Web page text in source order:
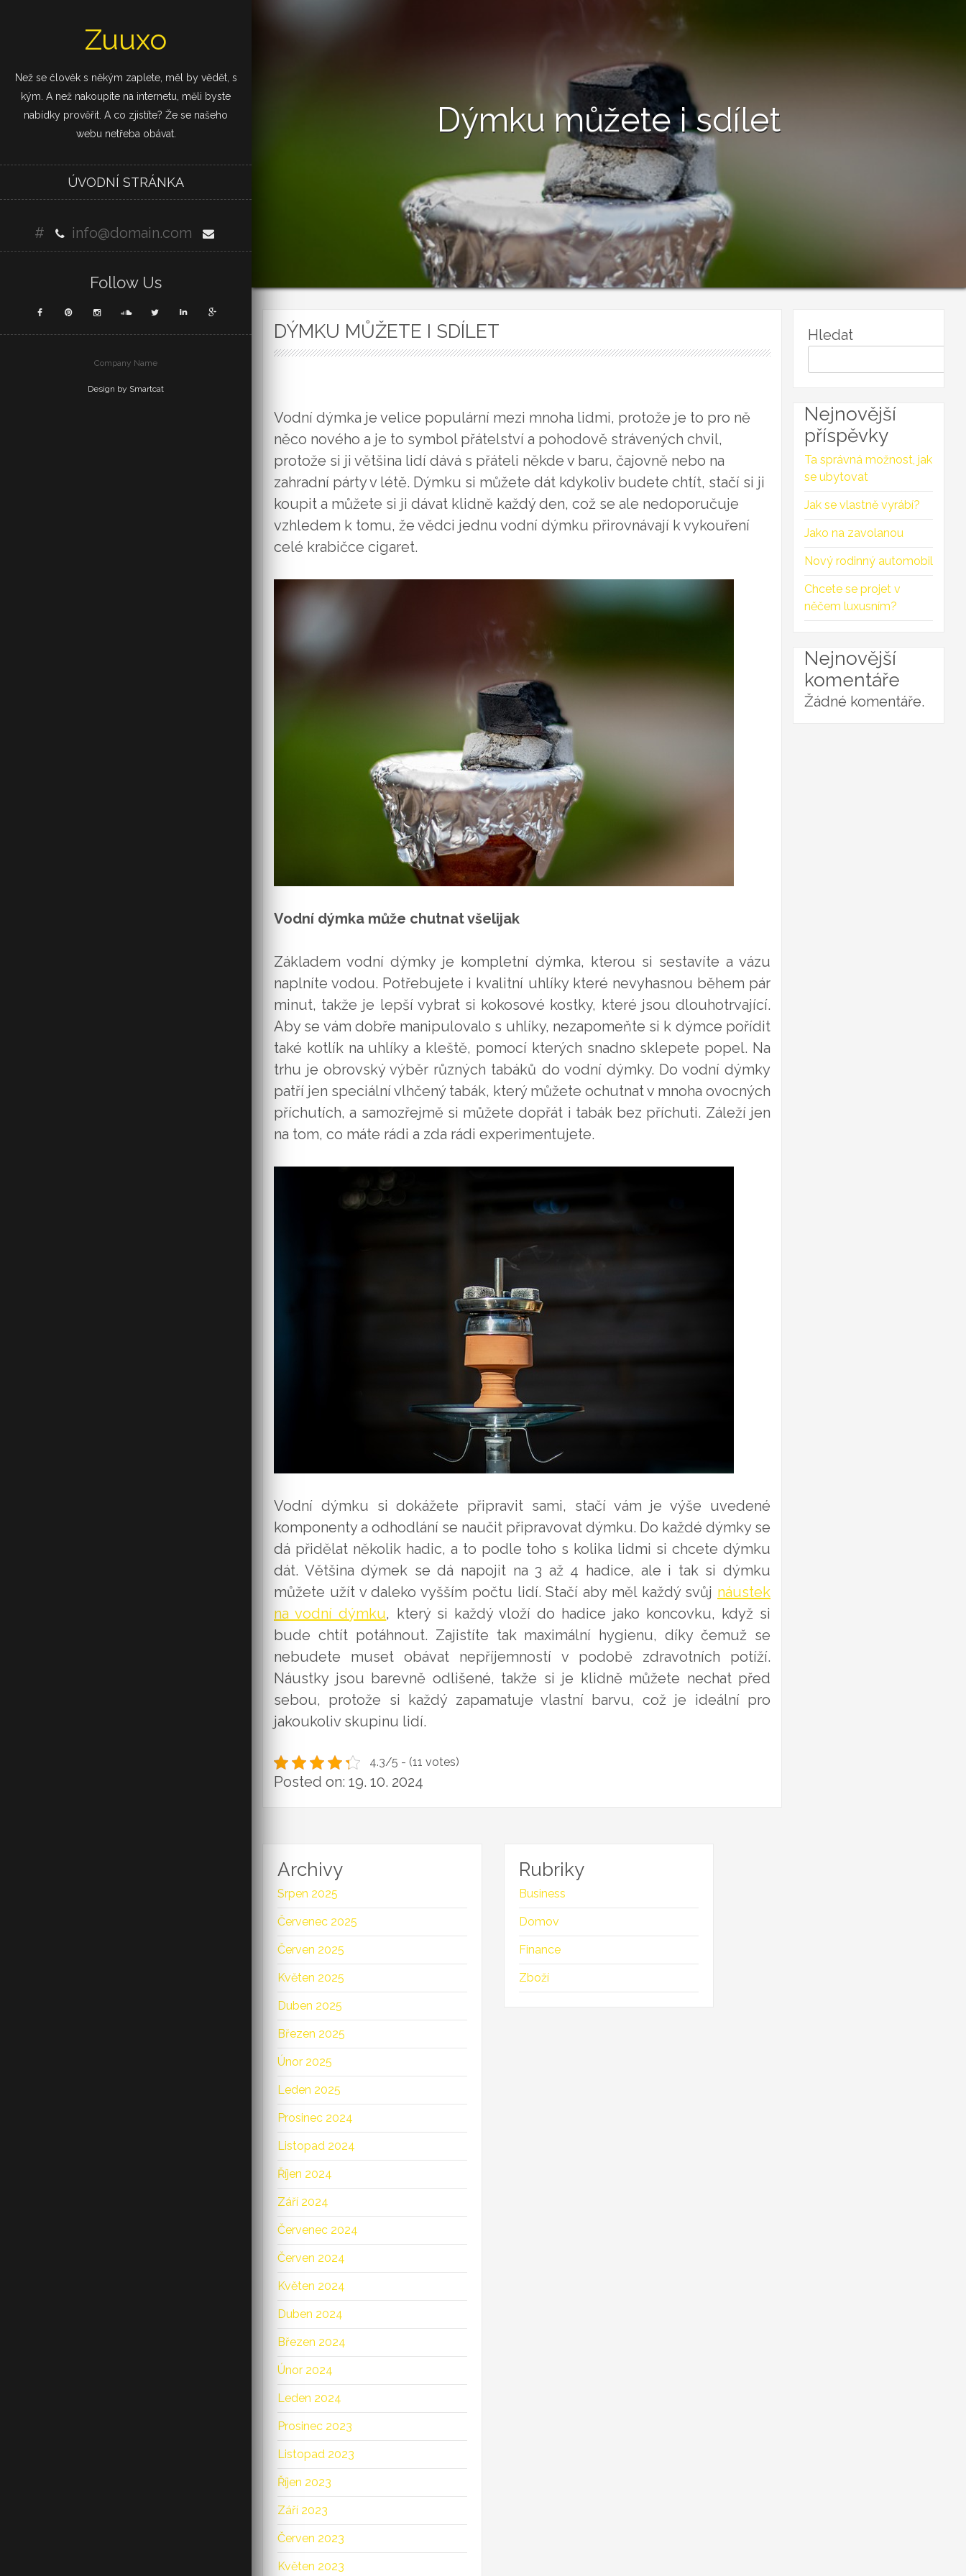
Zuuxo
Než se člověk s někým zaplete, měl by vědět, s
kým. A než nakoupíte na internetu, měli byste
nabídky prověřit. A co zjistíte? Že se našeho
webu netřeba obávat.
ÚVODNÍ STRÁNKA
# info@domain.com
Follow Us
Company Name
Design by Smartcat
Dýmku můžete i sdílet
DÝMKU MŮŽETE I SDÍLET
Vodní dýmka je velice populární mezi mnoha lidmi, protože je to pro ně
něco nového a je to symbol přátelství a pohodově strávených chvil,
protože si ji většina lidí dává s přáteli někde v baru, čajovně nebo na
zahradní párty v létě. Dýmku si můžete dát kdykoliv budete chtít, stačí si ji
koupit a můžete si ji dávat klidně každý den, což se ale nedoporučuje
vzhledem k tomu, že vědci jednu vodní dýmku přirovnávají k vykouření
celé krabičce cigaret.
Vodní dýmka může chutnat všelijak
Základem vodní dýmky je kompletní dýmka, kterou si sestavíte a vázu
naplníte vodou. Potřebujete i kvalitní uhlíky které nevyhasnou během pár
minut, takže je lepší vybrat si kokosové kostky, které jsou dlouhotrvající.
Aby se vám dobře manipulovalo s uhlíky, nezapomeňte si k dýmce pořídit
také kotlík na uhlíky a kleště, pomocí kterých snadno sklepete popel. Na
trhu je obrovský výběr různých tabáků do vodní dýmky. Do vodní dýmky
patří jen speciální vlhčený tabák, který můžete ochutnat v mnoha ovocných
příchutích, a samozřejmě si můžete dopřát i tabák bez příchuti. Záleží jen
na tom, co máte rádi a zda rádi experimentujete.
Vodní dýmku si dokážete připravit sami, stačí vám je výše uvedené
komponenty a odhodlání se naučit připravovat dýmku. Do každé dýmky se
dá přidělat několik hadic, a to podle toho s kolika lidmi si chcete dýmku
dát. Většina dýmek se dá napojit na 3 až 4 hadice, ale i tak si dýmku
můžete užít v daleko vyšším počtu lidí. Stačí aby měl každý svůj náustek
na vodní dýmku, který si každý vloží do hadice jako koncovku, když si
bude chtít potáhnout. Zajistíte tak maximální hygienu, díky čemuž se
nebudete muset obávat nepříjemností v podobě zdravotních potíží.
Náustky jsou barevně odlišené, takže si je klidně můžete nechat před
sebou, protože si každý zapamatuje vlastní barvu, což je ideální pro
jakoukoliv skupinu lidí.
4.3/5 - (11 votes)
Posted on: 19. 10. 2024
Hledat
Nejnovější
příspěvky
Ta správná možnost, jak
se ubytovat
Jak se vlastně vyrábí?
Jako na zavolanou
Nový rodinný automobil
Chcete se projet v
něčem luxusním?
Nejnovější
komentáře
Žádné komentáře.
Archivy
Srpen 2025
Červenec 2025
Červen 2025
Květen 2025
Duben 2025
Březen 2025
Únor 2025
Leden 2025
Prosinec 2024
Listopad 2024
Říjen 2024
Září 2024
Červenec 2024
Červen 2024
Květen 2024
Duben 2024
Březen 2024
Únor 2024
Leden 2024
Prosinec 2023
Listopad 2023
Říjen 2023
Září 2023
Červen 2023
Květen 2023
Rubriky
Business
Domov
Finance
Zboží